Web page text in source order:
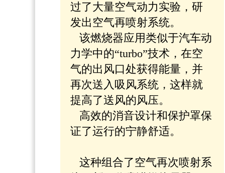
过了大量空气动力实验，研
发出空气再喷射系统。
该燃烧器应用类似于汽车动
力学中的“turbo”技术，在空
气的出风口处获得能量，并
再次送入吸风系统，这样就
提高了送风的风压。
高效的消音设计和保护罩保
证了运行的宁静舒适。
这种组合了空气再次喷射系